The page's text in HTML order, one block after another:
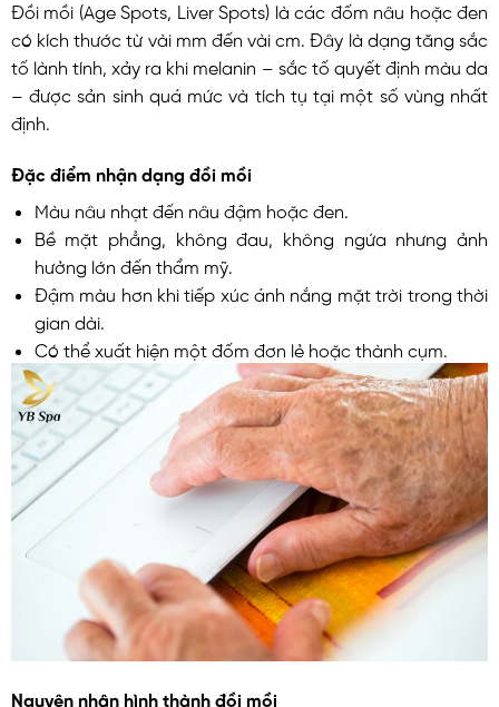
Đồi mồi (Age Spots, Liver Spots) là các đốm nâu hoặc đen
có kích thước từ vài mm đến vài cm. Đây là dạng tăng sắc
tố lành tính, xảy ra khi melanin – sắc tố quyết định màu da
– được sản sinh quá mức và tích tụ tại một số vùng nhất
định.
Đặc điểm nhận dạng đồi mồi
Màu nâu nhạt đến nâu đậm hoặc đen.
Bề mặt phẳng, không đau, không ngứa nhưng ảnh
hưởng lớn đến thẩm mỹ.
Đậm màu hơn khi tiếp xúc ánh nắng mặt trời trong thời
gian dài.
Có thể xuất hiện một đốm đơn lẻ hoặc thành cụm.
Nguyên nhân hình thành đồi mồi